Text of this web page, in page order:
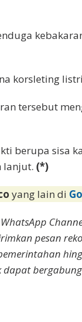
korsleting
tersebut
berupa sisa
lanjut. (*)
yang lain di
pesan